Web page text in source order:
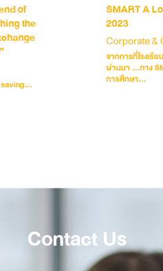
of
the
SMART A
2023
Corporate &
จากการที่โรงเรี
ผ่านมา …ทาง
การศึกษา...
Contact Us